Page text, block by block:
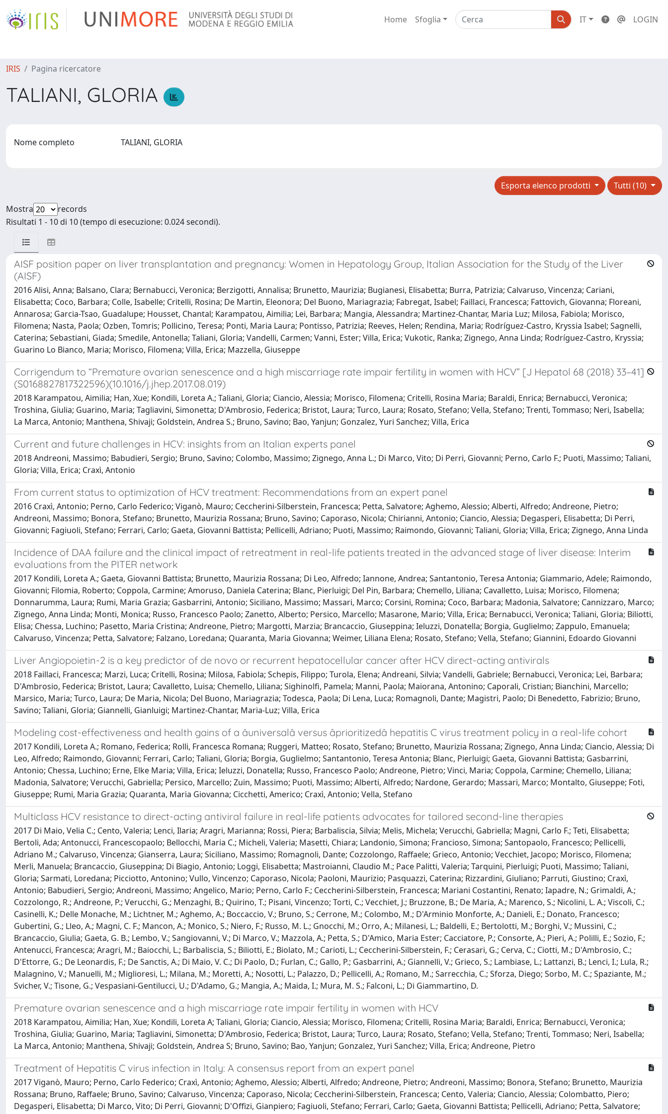
Home Sfoglia IT LOGIN
IRIS Pagina ricercatore
TALIANI, GLORIA
Nome completo TALIANI, GLORIA
Tutti (10)
Esporta elenco prodotti
Mostra
records
Risultati 1 - 10 di 10 (tempo di esecuzione: 0.024 secondi).
AISF position paper on liver transplantation and pregnancy: Women in Hepatology Group, Italian Association for the Study of the Liver
(AISF)
2016 Alisi, Anna; Balsano, Clara; Bernabucci, Veronica; Berzigotti, Annalisa; Brunetto, Maurizia; Bugianesi, Elisabetta; Burra, Patrizia; Calvaruso, Vincenza; Cariani,
Elisabetta; Coco, Barbara; Colle, Isabelle; Critelli, Rosina; De Martin, Eleonora; Del Buono, Mariagrazia; Fabregat, Isabel; Faillaci, Francesca; Fattovich, Giovanna; Floreani,
Annarosa; Garcia-Tsao, Guadalupe; Housset, Chantal; Karampatou, Aimilia; Lei, Barbara; Mangia, Alessandra; Martinez-Chantar, Maria Luz; Milosa, Fabiola; Morisco,
Filomena; Nasta, Paola; Ozben, Tomris; Pollicino, Teresa; Ponti, Maria Laura; Pontisso, Patrizia; Reeves, Helen; Rendina, Maria; Rodríguez-Castro, Kryssia Isabel; Sagnelli,
Caterina; Sebastiani, Giada; Smedile, Antonella; Taliani, Gloria; Vandelli, Carmen; Vanni, Ester; Villa, Erica; Vukotic, Ranka; Zignego, Anna Linda; Rodríguez-Castro, Kryssia;
Guarino Lo Bianco, Maria; Morisco, Filomena; Villa, Erica; Mazzella, Giuseppe
Corrigendum to “Premature ovarian senescence and a high miscarriage rate impair fertility in women with HCV” [J Hepatol 68 (2018) 33–41]
(S0168827817322596)(10.1016/j.jhep.2017.08.019)
2018 Karampatou, Aimilia; Han, Xue; Kondili, Loreta A.; Taliani, Gloria; Ciancio, Alessia; Morisco, Filomena; Critelli, Rosina Maria; Baraldi, Enrica; Bernabucci, Veronica;
Troshina, Giulia; Guarino, Maria; Tagliavini, Simonetta; D'Ambrosio, Federica; Bristot, Laura; Turco, Laura; Rosato, Stefano; Vella, Stefano; Trenti, Tommaso; Neri, Isabella;
La Marca, Antonio; Manthena, Shivaji; Goldstein, Andrea S.; Bruno, Savino; Bao, Yanjun; Gonzalez, Yuri Sanchez; Villa, Erica
Current and future challenges in HCV: insights from an Italian experts panel
2018 Andreoni, Massimo; Babudieri, Sergio; Bruno, Savino; Colombo, Massimo; Zignego, Anna L.; Di Marco, Vito; Di Perri, Giovanni; Perno, Carlo F.; Puoti, Massimo; Taliani,
Gloria; Villa, Erica; Craxì, Antonio
From current status to optimization of HCV treatment: Recommendations from an expert panel
2016 Craxì, Antonio; Perno, Carlo Federico; Viganò, Mauro; Ceccherini-Silberstein, Francesca; Petta, Salvatore; Aghemo, Alessio; Alberti, Alfredo; Andreone, Pietro;
Andreoni, Massimo; Bonora, Stefano; Brunetto, Maurizia Rossana; Bruno, Savino; Caporaso, Nicola; Chirianni, Antonio; Ciancio, Alessia; Degasperi, Elisabetta; Di Perri,
Giovanni; Fagiuoli, Stefano; Ferrari, Carlo; Gaeta, Giovanni Battista; Pellicelli, Adriano; Puoti, Massimo; Raimondo, Giovanni; Taliani, Gloria; Villa, Erica; Zignego, Anna Linda
Incidence of DAA failure and the clinical impact of retreatment in real-life patients treated in the advanced stage of liver disease: Interim
evaluations from the PITER network
2017 Kondili, Loreta A.; Gaeta, Giovanni Battista; Brunetto, Maurizia Rossana; Di Leo, Alfredo; Iannone, Andrea; Santantonio, Teresa Antonia; Giammario, Adele; Raimondo,
Giovanni; Filomia, Roberto; Coppola, Carmine; Amoruso, Daniela Caterina; Blanc, Pierluigi; Del Pin, Barbara; Chemello, Liliana; Cavalletto, Luisa; Morisco, Filomena;
Donnarumma, Laura; Rumi, Maria Grazia; Gasbarrini, Antonio; Siciliano, Massimo; Massari, Marco; Corsini, Romina; Coco, Barbara; Madonia, Salvatore; Cannizzaro, Marco;
Zignego, Anna Linda; Monti, Monica; Russo, Francesco Paolo; Zanetto, Alberto; Persico, Marcello; Masarone, Mario; Villa, Erica; Bernabucci, Veronica; Taliani, Gloria; Biliotti,
Elisa; Chessa, Luchino; Pasetto, Maria Cristina; Andreone, Pietro; Margotti, Marzia; Brancaccio, Giuseppina; Ieluzzi, Donatella; Borgia, Guglielmo; Zappulo, Emanuela;
Calvaruso, Vincenza; Petta, Salvatore; Falzano, Loredana; Quaranta, Maria Giovanna; Weimer, Liliana Elena; Rosato, Stefano; Vella, Stefano; Giannini, Edoardo Giovanni
Liver Angiopoietin-2 is a key predictor of de novo or recurrent hepatocellular cancer after HCV direct-acting antivirals
2018 Faillaci, Francesca; Marzi, Luca; Critelli, Rosina; Milosa, Fabiola; Schepis, Filippo; Turola, Elena; Andreani, Silvia; Vandelli, Gabriele; Bernabucci, Veronica; Lei, Barbara;
D'Ambrosio, Federica; Bristot, Laura; Cavalletto, Luisa; Chemello, Liliana; Sighinolfi, Pamela; Manni, Paola; Maiorana, Antonino; Caporali, Cristian; Bianchini, Marcello;
Marsico, Maria; Turco, Laura; De Maria, Nicola; Del Buono, Mariagrazia; Todesca, Paola; Di Lena, Luca; Romagnoli, Dante; Magistri, Paolo; Di Benedetto, Fabrizio; Bruno,
Savino; Taliani, Gloria; Giannelli, Gianluigi; Martinez-Chantar, Maria-Luz; Villa, Erica
Modeling cost-effectiveness and health gains of a âuniversalâ versus âprioritizedâ hepatitis C virus treatment policy in a real-life cohort
2017 Kondili, Loreta A.; Romano, Federica; Rolli, Francesca Romana; Ruggeri, Matteo; Rosato, Stefano; Brunetto, Maurizia Rossana; Zignego, Anna Linda; Ciancio, Alessia; Di
Leo, Alfredo; Raimondo, Giovanni; Ferrari, Carlo; Taliani, Gloria; Borgia, Guglielmo; Santantonio, Teresa Antonia; Blanc, Pierluigi; Gaeta, Giovanni Battista; Gasbarrini,
Antonio; Chessa, Luchino; Erne, Elke Maria; Villa, Erica; Ieluzzi, Donatella; Russo, Francesco Paolo; Andreone, Pietro; Vinci, Maria; Coppola, Carmine; Chemello, Liliana;
Madonia, Salvatore; Verucchi, Gabriella; Persico, Marcello; Zuin, Massimo; Puoti, Massimo; Alberti, Alfredo; Nardone, Gerardo; Massari, Marco; Montalto, Giuseppe; Foti,
Giuseppe; Rumi, Maria Grazia; Quaranta, Maria Giovanna; Cicchetti, Americo; Craxì, Antonio; Vella, Stefano
Multiclass HCV resistance to direct-acting antiviral failure in real-life patients advocates for tailored second-line therapies
2017 Di Maio, Velia C.; Cento, Valeria; Lenci, Ilaria; Aragri, Marianna; Rossi, Piera; Barbaliscia, Silvia; Melis, Michela; Verucchi, Gabriella; Magni, Carlo F.; Teti, Elisabetta;
Bertoli, Ada; Antonucci, Francescopaolo; Bellocchi, Maria C.; Micheli, Valeria; Masetti, Chiara; Landonio, Simona; Francioso, Simona; Santopaolo, Francesco; Pellicelli,
Adriano M.; Calvaruso, Vincenza; Gianserra, Laura; Siciliano, Massimo; Romagnoli, Dante; Cozzolongo, Raffaele; Grieco, Antonio; Vecchiet, Jacopo; Morisco, Filomena;
Merli, Manuela; Brancaccio, Giuseppina; Di Biagio, Antonio; Loggi, Elisabetta; Mastroianni, Claudio M.; Pace Palitti, Valeria; Tarquini, Pierluigi; Puoti, Massimo; Taliani,
Gloria; Sarmati, Loredana; Picciotto, Antonino; Vullo, Vincenzo; Caporaso, Nicola; Paoloni, Maurizio; Pasquazzi, Caterina; Rizzardini, Giuliano; Parruti, Giustino; Craxì,
Antonio; Babudieri, Sergio; Andreoni, Massimo; Angelico, Mario; Perno, Carlo F.; Ceccherini-Silberstein, Francesca; Mariani Costantini, Renato; Iapadre, N.; Grimaldi, A.;
Cozzolongo, R.; Andreone, P.; Verucchi, G.; Menzaghi, B.; Quirino, T.; Pisani, Vincenzo; Torti, C.; Vecchiet, J.; Bruzzone, B.; De Maria, A.; Marenco, S.; Nicolini, L. A.; Viscoli, C.;
Casinelli, K.; Delle Monache, M.; Lichtner, M.; Aghemo, A.; Boccaccio, V.; Bruno, S.; Cerrone, M.; Colombo, M.; D'Arminio Monforte, A.; Danieli, E.; Donato, Francesco;
Gubertini, G.; Lleo, A.; Magni, C. F.; Mancon, A.; Monico, S.; Niero, F.; Russo, M. L.; Gnocchi, M.; Orro, A.; Milanesi, L.; Baldelli, E.; Bertolotti, M.; Borghi, V.; Mussini, C.;
Brancaccio, Giulia; Gaeta, G. B.; Lembo, V.; Sangiovanni, V.; Di Marco, V.; Mazzola, A.; Petta, S.; D'Amico, Maria Ester; Cacciatore, P.; Consorte, A.; Pieri, A.; Polilli, E.; Sozio, F.;
Antenucci, Francesca; Aragri, M.; Baiocchi, L.; Barbaliscia, S.; Biliotti, E.; Biolato, M.; Carioti, L.; Ceccherini-Silberstein, F.; Cerasari, G.; Cerva, C.; Ciotti, M.; D'Ambrosio, C.;
D'Ettorre, G.; De Leonardis, F.; De Sanctis, A.; Di Maio, V. C.; Di Paolo, D.; Furlan, C.; Gallo, P.; Gasbarrini, A.; Giannelli, V.; Grieco, S.; Lambiase, L.; Lattanzi, B.; Lenci, I.; Lula, R.;
Malagnino, V.; Manuelli, M.; Miglioresi, L.; Milana, M.; Moretti, A.; Nosotti, L.; Palazzo, D.; Pellicelli, A.; Romano, M.; Sarrecchia, C.; Sforza, Diego; Sorbo, M. C.; Spaziante, M.;
Svicher, V.; Tisone, G.; Vespasiani-Gentilucci, U.; D'Adamo, G.; Mangia, A.; Maida, I.; Mura, M. S.; Falconi, L.; Di Giammartino, D.
Premature ovarian senescence and a high miscarriage rate impair fertility in women with HCV
2018 Karampatou, Aimilia; Han, Xue; Kondili, Loreta A; Taliani, Gloria; Ciancio, Alessia; Morisco, Filomena; Critelli, Rosina Maria; Baraldi, Enrica; Bernabucci, Veronica;
Troshina, Giulia; Guarino, Maria; Tagliavini, Simonetta; D'Ambrosio, Federica; Bristot, Laura; Turco, Laura; Rosato, Stefano; Vella, Stefano; Trenti, Tommaso; Neri, Isabella;
La Marca, Antonio; Manthena, Shivaji; Goldstein, Andrea S; Bruno, Savino; Bao, Yanjun; Gonzalez, Yuri Sanchez; Villa, Erica; Andreone, Pietro
Treatment of Hepatitis C virus infection in Italy: A consensus report from an expert panel
2017 Viganò, Mauro; Perno, Carlo Federico; Craxì, Antonio; Aghemo, Alessio; Alberti, Alfredo; Andreone, Pietro; Andreoni, Massimo; Bonora, Stefano; Brunetto, Maurizia
Rossana; Bruno, Raffaele; Bruno, Savino; Calvaruso, Vincenza; Caporaso, Nicola; Ceccherini-Silberstein, Francesca; Cento, Valeria; Ciancio, Alessia; Colombatto, Piero;
Degasperi, Elisabetta; Di Marco, Vito; Di Perri, Giovanni; D'Offizi, Gianpiero; Fagiuoli, Stefano; Ferrari, Carlo; Gaeta, Giovanni Battista; Pellicelli, Adriano; Petta, Salvatore;